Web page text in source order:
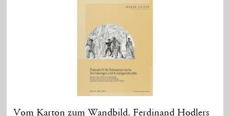
Vom Karton zum Wandbild. Ferdinand Hodlers